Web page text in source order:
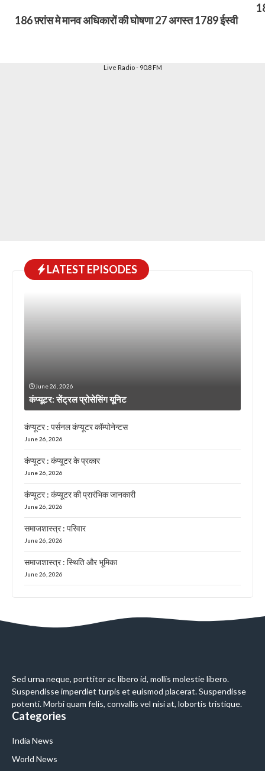
186 फ़्रांस मे मानव अधिकारों की घोषणा 27 अगस्त 1789 ईस्वी
Live Radio - 90.8 FM
LATEST EPISODES
June 26, 2026
कंप्यूटर: सेंट्रल प्रोसेसिंग यूनिट
कंप्यूटर : पर्सनल कंप्यूटर कॉम्पोनेन्टस
June 26, 2026
कंप्यूटर : कंप्यूटर के प्रकार
June 26, 2026
कंप्यूटर : कंप्यूटर की प्रारंभिक जानकारी
June 26, 2026
समाजशास्त्र : परिवार
June 26, 2026
समाजशास्त्र : स्थिति और भूमिका
June 26, 2026
Sed urna neque, porttitor ac libero id, mollis molestie libero.
Suspendisse imperdiet turpis et euismod placerat. Suspendisse
potenti. Morbi quam felis, convallis vel nisi at, lobortis tristique.
Categories
India News
World News